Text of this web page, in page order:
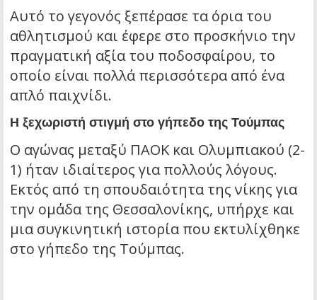
Αυτό το γεγονός ξεπέρασε τα όρια του
αθλητισμού και έφερε στο προσκήνιο την
πραγματική αξία του ποδοσφαίρου, το
οποίο είναι πολλά περισσότερα από ένα
απλό παιχνίδι.
Η ξεχωριστή στιγμή στο γήπεδο της Τούμπας
Ο αγώνας μεταξύ ΠΑΟΚ και Ολυμπιακού (2-
1) ήταν ιδιαίτερος για πολλούς λόγους.
Εκτός από τη σπουδαιότητα της νίκης για
την ομάδα της Θεσσαλονίκης, υπήρχε και
μια συγκινητική ιστορία που εκτυλίχθηκε
στο γήπεδο της Τούμπας.